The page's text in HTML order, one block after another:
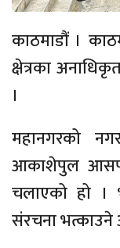
काठमाडौं ।
क्षेत्रका
।
महानगरको
आकाशेपुल
चलाएको हो
संरचना भत्काउने